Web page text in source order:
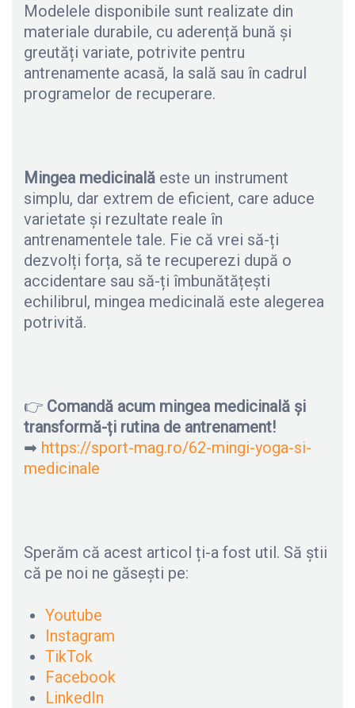
Modelele disponibile sunt realizate din
materiale durabile, cu aderență bună și
greutăți variate, potrivite pentru
antrenamente acasă, la sală sau în cadrul
programelor de recuperare.
Mingea medicinală este un instrument
simplu, dar extrem de eficient, care aduce
varietate și rezultate reale în
antrenamentele tale. Fie că vrei să-ți
dezvolți forța, să te recuperezi după o
accidentare sau să-ți îmbunătățești
echilibrul, mingea medicinală este alegerea
potrivită.
👉 Comandă acum mingea medicinală și
transformă-ți rutina de antrenament!
➡ https://sport-mag.ro/62-mingi-yoga-si-
medicinale
Sperăm că acest articol ți-a fost util. Să știi
că pe noi ne găsești pe:
Youtube
Instagram
TikTok
Facebook
LinkedIn